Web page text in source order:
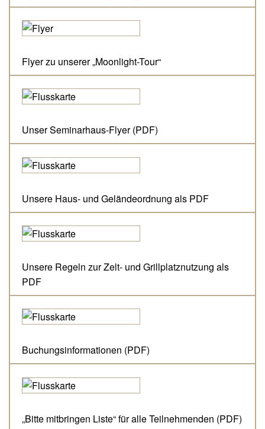
Flyer zu unserer „Moonlight-Tour“
Unser Seminarhaus-Flyer (PDF)
Unsere Haus- und Geländeordnung als PDF
Unsere Regeln zur Zelt- und Grillplatznutzung als
PDF
Buchungsinformationen (PDF)
„Bitte mitbringen Liste“ für alle Teilnehmenden (PDF)